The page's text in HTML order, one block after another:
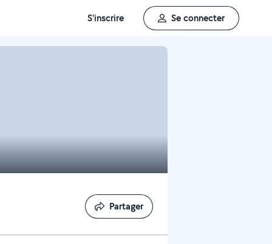
S'inscrire Se connecter
Partager
Partager